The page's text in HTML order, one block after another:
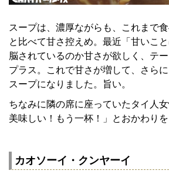
スープは、濃厚ながらも、これまで
と比べて甘さ控えめ。最近「甘いこ
脳されているのか甘さが欲しく、テ
プラス。これで甘さが増して、さら
スープになりました。旨い。
ちなみに隣の席に座っていたタイ人
美味しい！もう一杯！」とおかわりを
カオソーイ・クンヤーイ